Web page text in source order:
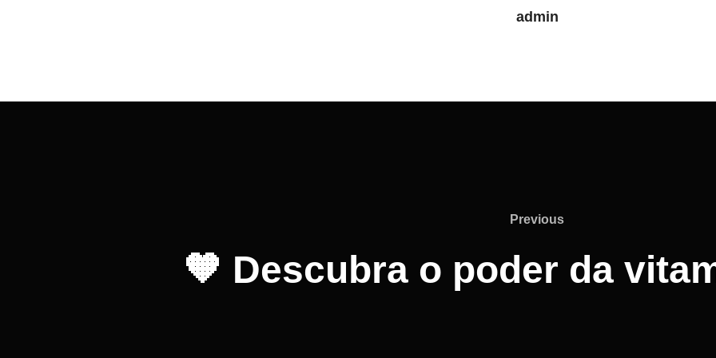
admin
Previous
🧡 Descubra o poder da